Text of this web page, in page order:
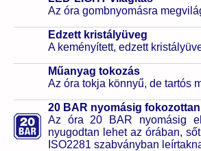
Az óra gombnyomásra
Edzett kristályüveg
A keményített, edzett
Műanyag tokozás
Az óra tokja könnyű, de tartós
20 BAR nyomásig
Az óra 20 BAR nyomásig
nyugodtan lehet az órában,
ISO2281 szabványban